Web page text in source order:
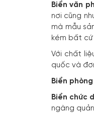
Biển văn
nơi cũng
mà mẫu
kém bất
Với chất
quốc và
Biển
Biển chức
ngàng